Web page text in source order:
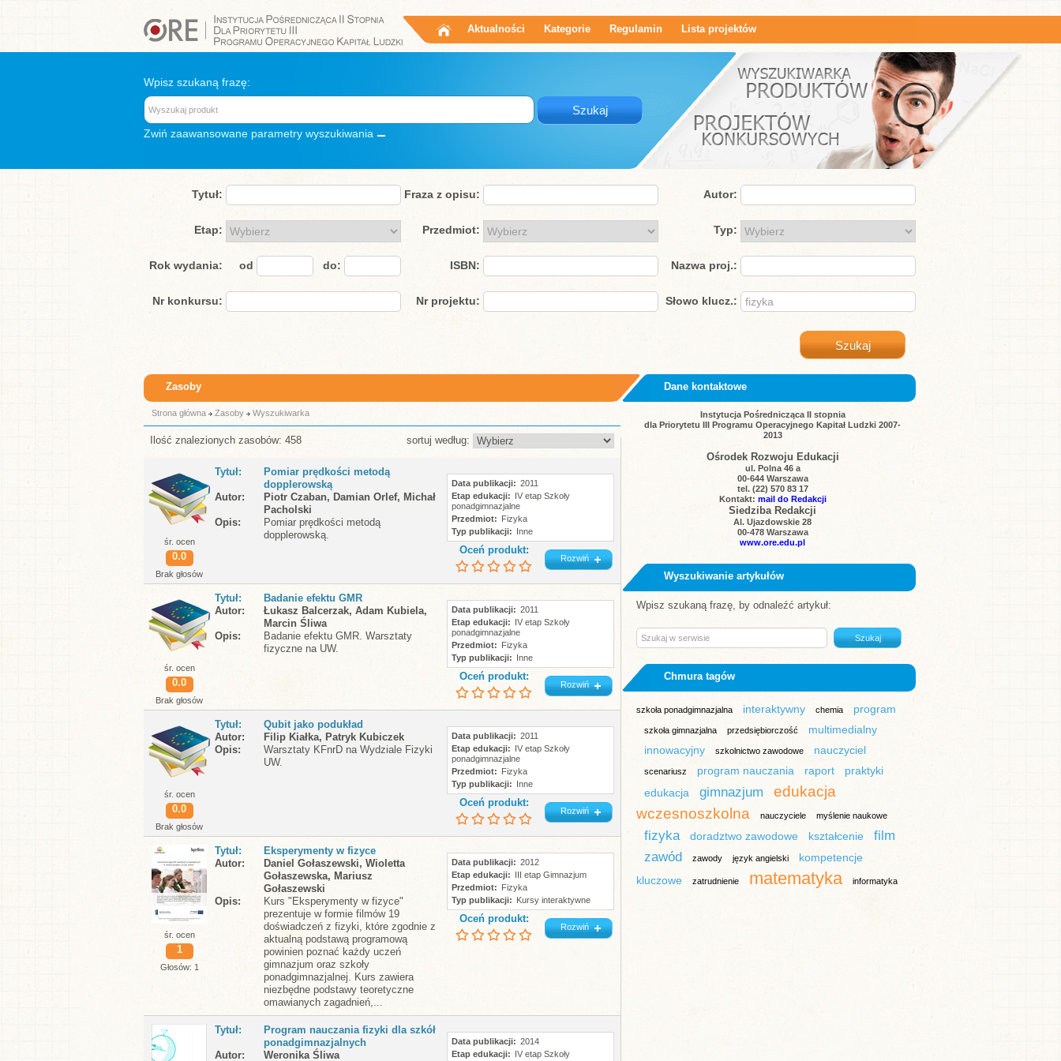
Aktualności Kategorie Regulamin Lista projektów
Wpisz szukaną frazę:
Zwiń zaawansowane parametry wyszukiwania
Tytuł: Fraza z opisu: Autor:
Etap: Przedmiot: Typ:
Rok wydania: od do: ISBN: Nazwa proj.:
Nr konkursu: Nr projektu: Słowo klucz.:
Zasoby
Strona główna Zasoby Wyszukiwarka
Ilość znalezionych zasobów: 458 sortuj według:
śr. ocen
0.0
Brak głosów
Tytuł
Pomiar prędkości metodą
dopplerowską
Autor
Piotr Czaban, Damian Orlef, Michał
Pacholski
Opis
Pomiar prędkości metodą
dopplerowską.
Data publikacji
2011
Etap edukacji
IV etap Szkoły
ponadgimnazjalne
Przedmiot
Fizyka
Typ publikacji
Inne
Oceń produkt:
Rozwiń
śr. ocen
0.0
Brak głosów
Tytuł
Badanie efektu GMR
Autor
Łukasz Balcerzak, Adam Kubiela,
Marcin Śliwa
Opis
Badanie efektu GMR. Warsztaty
fizyczne na UW.
Data publikacji
2011
Etap edukacji
IV etap Szkoły
ponadgimnazjalne
Przedmiot
Fizyka
Typ publikacji
Inne
Oceń produkt:
Rozwiń
śr. ocen
0.0
Brak głosów
Tytuł
Qubit jako podukład
Autor
Filip Kiałka, Patryk Kubiczek
Opis
Warsztaty KFnrD na Wydziale Fizyki
UW.
Data publikacji
2011
Etap edukacji
IV etap Szkoły
ponadgimnazjalne
Przedmiot
Fizyka
Typ publikacji
Inne
Oceń produkt:
Rozwiń
śr. ocen
1
Głosów: 1
Tytuł
Eksperymenty w fizyce
Autor
Daniel Gołaszewski, Wioletta
Gołaszewska, Mariusz
Gołaszewski
Opis
Kurs "Eksperymenty w fizyce"
prezentuje w formie filmów 19
doświadczeń z fizyki, które zgodnie z
aktualną podstawą programową
powinien poznać każdy uczeń
gimnazjum oraz szkoły
ponadgimnazjalnej. Kurs zawiera
niezbędne podstawy teoretyczne
omawianych zagadnień,...
Data publikacji
2012
Etap edukacji
III etap Gimnazjum
Przedmiot
Fizyka
Typ publikacji
Kursy interaktywne
Oceń produkt:
Rozwiń
Tytuł
Program nauczania fizyki dla szkół
ponadgimnazjalnych
Autor
Weronika Śliwa
Data publikacji
2014
Etap edukacji
IV etap Szkoły
Dane kontaktowe
Instytucja Pośrednicząca II stopnia
dla Priorytetu III Programu Operacyjnego Kapitał Ludzki 2007-
2013
Ośrodek Rozwoju Edukacji
ul. Polna 46 a
00-644 Warszawa
tel. (22) 570 83 17
Kontakt: mail do Redakcji
Siedziba Redakcji
Al. Ujazdowskie 28
00-478 Warszawa
www.ore.edu.pl
Wyszukiwanie artykułów
Wpisz szukaną frazę, by odnaleźć artykuł:
Chmura tagów
szkoła ponadgimnazjalna interaktywny chemia program
szkoła gimnazjalna przedsiębiorczość
multimedialny
innowacyjny
szkolnictwo zawodowe nauczyciel
scenariusz program nauczania raport
praktyki
edukacja
gimnazjum
edukacja
wczesnoszkolna
nauczyciele myślenie naukowe
fizyka doradztwo zawodowe kształcenie
film
zawód
zawody język angielski
kompetencje
kluczowe
zatrudnienie matematyka informatyka